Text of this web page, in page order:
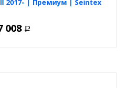
2017- | Премиум | Seintex
008 Р